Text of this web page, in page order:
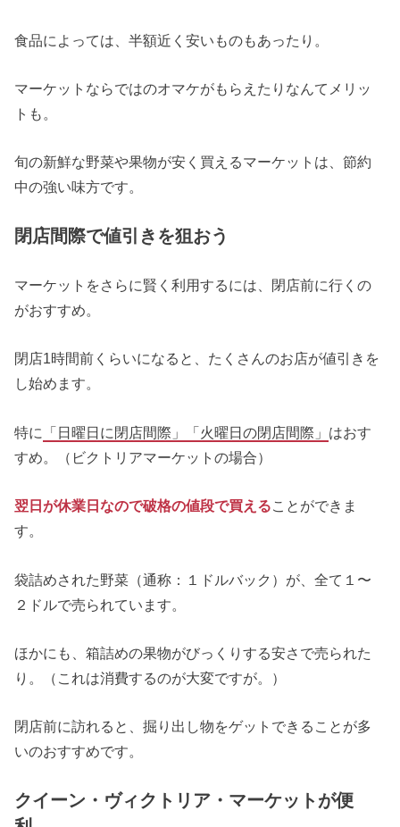
食品によっては、半額近く安いものもあったり。
マーケットならではのオマケがもらえたりなんてメリッ
トも。
旬の新鮮な野菜や果物が安く買えるマーケットは、節約
中の強い味方です。
閉店間際で値引きを狙おう
マーケットをさらに賢く利用するには、閉店前に行くの
がおすすめ。
閉店1時間前くらいになると、たくさんのお店が値引きを
し始めます。
特に 「日曜日に閉店間際」「火曜日の閉店間際」 はおす
すめ。（ビクトリアマーケットの場合）
翌日が休業日なので破格の値段で買えることができま
す。
袋詰めされた野菜（通称：１ドルバック）が、全て１〜
２ドルで売られています。
ほかにも、箱詰めの果物がびっくりする安さで売られた
り。（これは消費するのが大変ですが。）
閉店前に訪れると、掘り出し物をゲットできることが多
いのおすすめです。
クイーン・ヴィクトリア・マーケットが便